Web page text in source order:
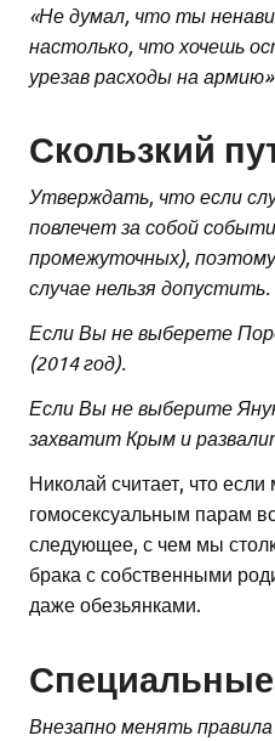
«Не думал, что ты
настолько, что хочешь
урезав расходы на армию».
Скользкий
Утверждать, что если
повлечет за собой
промежуточных),
случае нельзя допустить.
Если Вы не выберете
(2014 год).
Если Вы не выберите
захватит Крым и
Николай считает, что
гомосексуальным парам
следующее, с чем мы
брака с собственными
даже обезьянками.
Внезапно менять